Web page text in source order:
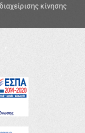
κίνησης